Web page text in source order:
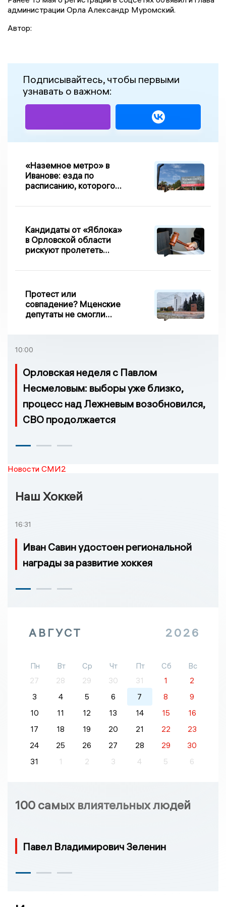
администрации Орла Александр Муромский.
Автор:
Подписывайтесь, чтобы первыми
узнавать о важном:
«Наземное метро» в
Иванове: езда по
расписанию, которого
которых нельзя доехать
Кандидаты от «Яблока»
в Орловской области
рискуют пролететь
Протест или
совпадение? Мценские
депутаты не смогли
10:00
Орловская неделя с Павлом
Несмеловым: выборы уже близко,
процесс над Лежневым возобновился,
СВО продолжается
Новости СМИ2
Наш Хоккей
16:31
Иван Савин удостоен региональной
награды за развитие хоккея
АВГУСТ 2026
Пн Вт Ср Чт Пт Сб
Вс
27
28 29 30 31 1
2
3
4 5 6 7 8
9
10
11 12 13 14 15
16
17
18 19 20 21 22
23
24
25 26 27 28 29
30
31
1 2 3 4 5 6
100 самых влиятельных людей
Павел Владимирович Зеленин